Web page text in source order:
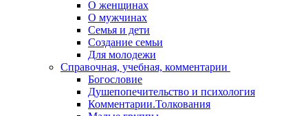
О женщинах
О мужчинах
Семья и дети
Создание семьи
Для молодежи
Справочная, учебная, комментарии
Богословие
Душепопечительство и психология
Комментарии.Толкования